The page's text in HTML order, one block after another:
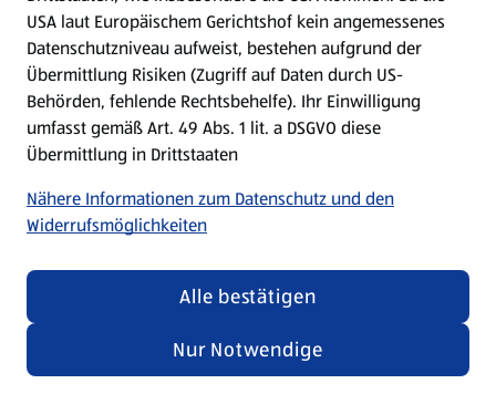
Gutscheingroßbestellung
(öffnet in einem neuen Tab)
Folge uns hier:
Jetzt die HOFER App downloaden
Datenschutz- und Richtlinienmenü
Impressum
Security Policy
(öffnet in einem neuen Tab)
USA laut Europäischem Gerichtshof kein angemessenes
Datenschutzniveau aufweist, bestehen aufgrund der
Übermittlung Risiken (Zugriff auf Daten durch US-
Behörden, fehlende Rechtsbehelfe). Ihr Einwilligung
umfasst gemäß Art. 49 Abs. 1 lit. a DSGVO diese
Übermittlung in Drittstaaten
Nähere Informationen zum Datenschutz und den
Widerrufsmöglichkeiten
Nur Notwendige
Alle bestätigen